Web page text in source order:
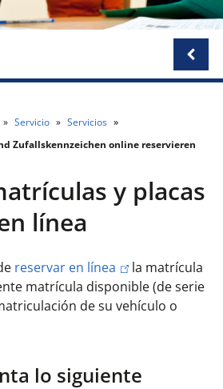
Servicio
Servicios
Zufallskennzeichen online reservieren
y placas
línea
reservar en línea
la matrícula
matrícula disponible (de serie
de su vehículo o
lo siguiente